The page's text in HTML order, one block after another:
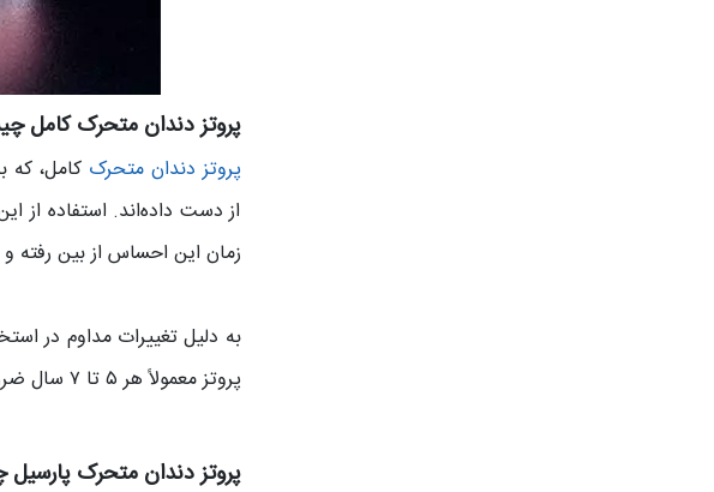
پروتز دندان متحرک کامل
پروتز دندان متحرک کامل، که
از دست داده‌اند. استفاده از
زمان این احساس از بین رفته
پروتز معمولاً هر ۵ تا ۷ سال ضروری است تا عملکرد و راحتی آن حفظ شود.
پروتز دندان متحرک